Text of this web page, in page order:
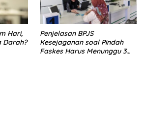
Hari,
Darah?
Penjelasan BPJS
Kesejaganan soal Pindah
Faskes Harus Menunggu 3